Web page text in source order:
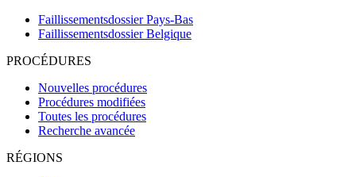
Faillissementsdossier Pays-Bas
Faillissementsdossier Belgique
PROCÉDURES
Nouvelles procédures
Procédures modifiées
Toutes les procédures
Recherche avancée
RÉGIONS